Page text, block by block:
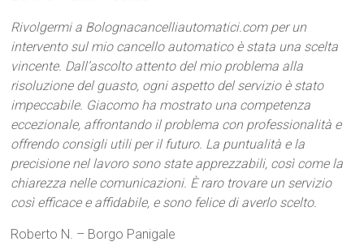
Rivolgermi a Bolognacancelliautomatici.com per un
intervento sul mio cancello automatico è stata una scelta
vincente. Dall’ascolto attento del mio problema alla
risoluzione del guasto, ogni aspetto del servizio è stato
impeccabile. Giacomo ha mostrato una competenza
eccezionale, affrontando il problema con professionalità e
offrendo consigli utili per il futuro. La puntualità e la
precisione nel lavoro sono state apprezzabili, così come la
chiarezza nelle comunicazioni. È raro trovare un servizio
così efficace e affidabile, e sono felice di averlo scelto.
Roberto N. – Borgo Panigale